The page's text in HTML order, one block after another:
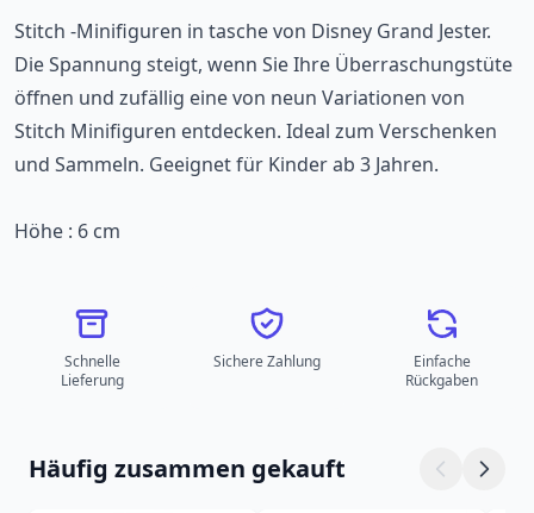
Stitch -Minifiguren in tasche von Disney Grand Jester.
Die Spannung steigt, wenn Sie Ihre Überraschungstüte
öffnen und zufällig eine von neun Variationen von
Stitch Minifiguren entdecken. Ideal zum Verschenken
und Sammeln. Geeignet für Kinder ab 3 Jahren.
Höhe : 6 cm
Schnelle
Lieferung
Sichere Zahlung
Einfache
Rückgaben
Häufig zusammen gekauft